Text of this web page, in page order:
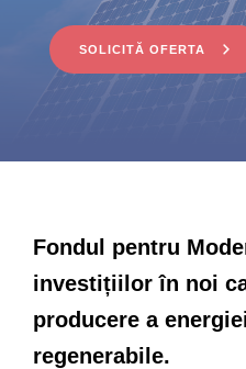
SOLICITĂ OFERTA
Fondul pentru
investițiilor în noi
producere a
regenerabile.